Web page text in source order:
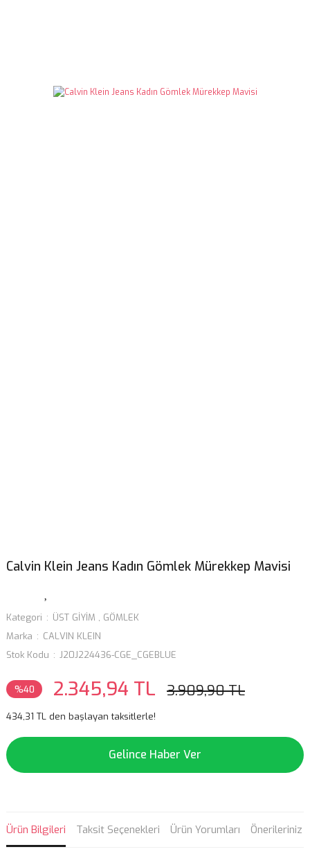
Calvin Klein Jeans Kadın Gömlek Mürekkep Mavisi
Kategori ÜST GİYİM , GÖMLEK
Marka
CALVIN KLEIN
Stok Kodu
J20J224436-CGE_CGEBLUE
%40 2.345,94 TL 3.909,90 TL
434,31 TL den başlayan taksitlerle!
Gelince Haber Ver
Ürün Bilgileri Taksit Seçenekleri Ürün Yorumları Önerileriniz